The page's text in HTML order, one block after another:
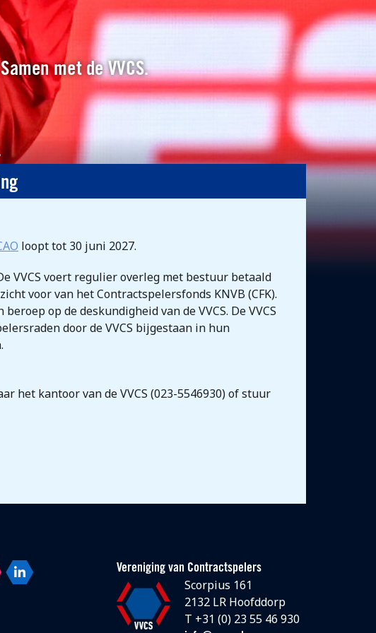
met de VVCS.
loopt tot 30 juni 2027.
VVCS voert regulier overleg met bestuur betaald
voor van het Contractspelersfonds KNVB (CFK).
op de deskundigheid van de VVCS. De VVCS
door de VVCS bijgestaan in hun
het kantoor van de VVCS (023-5546930) of stuur
Vereniging van Contractspelers
Scorpius 161
2132 LR Hoofddorp
T +31 (0) 23 55 46 930